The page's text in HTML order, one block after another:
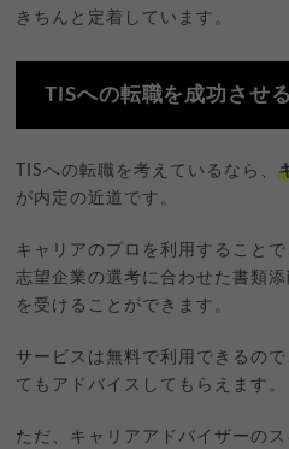
きちんと定着しています。
TISへの転職を成功させ
TISへの転職を考えているなら、
が内定の近道です。
キャリアのプロを利用すること
志望企業の選考に合わせた書類
を受けることができます。
サービスは無料で利用できるの
てもアドバイスしてもらえます。
ただ、キャリアアドバイザーの